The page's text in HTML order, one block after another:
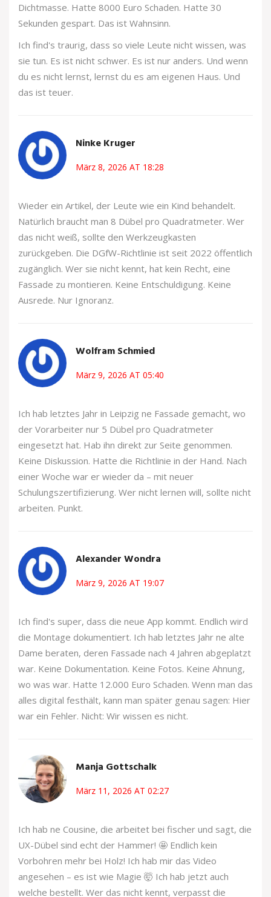
Dichtmasse. Hatte 8000 Euro Schaden. Hatte 30
Sekunden gespart. Das ist Wahnsinn.
Ich find's traurig, dass so viele Leute nicht wissen, was
sie tun. Es ist nicht schwer. Es ist nur anders. Und wenn
du es nicht lernst, lernst du es am eigenen Haus. Und
das ist teuer.
Ninke Kruger
März 8, 2026 AT 18:28
Wieder ein Artikel, der Leute wie ein Kind behandelt.
Natürlich braucht man 8 Dübel pro Quadratmeter. Wer
das nicht weiß, sollte den Werkzeugkasten
zurückgeben. Die DGfW-Richtlinie ist seit 2022 öffentlich
zugänglich. Wer sie nicht kennt, hat kein Recht, eine
Fassade zu montieren. Keine Entschuldigung. Keine
Ausrede. Nur Ignoranz.
Wolfram Schmied
März 9, 2026 AT 05:40
Ich hab letztes Jahr in Leipzig ne Fassade gemacht, wo
der Vorarbeiter nur 5 Dübel pro Quadratmeter
eingesetzt hat. Hab ihn direkt zur Seite genommen.
Keine Diskussion. Hatte die Richtlinie in der Hand. Nach
einer Woche war er wieder da – mit neuer
Schulungszertifizierung. Wer nicht lernen will, sollte nicht
arbeiten. Punkt.
Alexander Wondra
März 9, 2026 AT 19:07
Ich find's super, dass die neue App kommt. Endlich wird
die Montage dokumentiert. Ich hab letztes Jahr ne alte
Dame beraten, deren Fassade nach 4 Jahren abgeplatzt
war. Keine Dokumentation. Keine Fotos. Keine Ahnung,
wo was war. Hatte 12.000 Euro Schaden. Wenn man das
alles digital festhält, kann man später genau sagen: Hier
war ein Fehler. Nicht: Wir wissen es nicht.
Manja Gottschalk
März 11, 2026 AT 02:27
Ich hab ne Cousine, die arbeitet bei fischer und sagt, die
UX-Dübel sind echt der Hammer! 🤩 Endlich kein
Vorbohren mehr bei Holz! Ich hab mir das Video
angesehen – es ist wie Magie 🤯 Ich hab jetzt auch
welche bestellt. Wer das nicht kennt, verpasst die